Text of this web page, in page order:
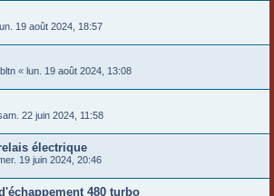
19 août 2024, 18:57
« lun. 19 août 2024, 13:08
22 juin 2024, 11:58
électrique
19 juin 2024, 20:46
480 turbo